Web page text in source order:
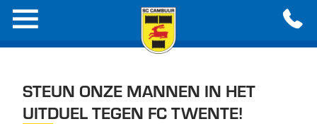
STEUN ONZE MANNEN IN HET
UITDUEL TEGEN FC TWENTE!